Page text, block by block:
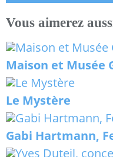
Vous aimerez
Maison et Musée
Le Mystère
Gabi Hartmann,